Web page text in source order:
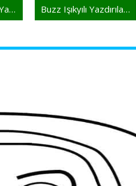
Buzz Lightyear 1 Yaş Çocuklar İçin Buzz Işıkyılı Yazdırılabilir Ücretsiz